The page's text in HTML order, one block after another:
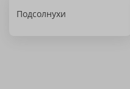
Подсолнухи